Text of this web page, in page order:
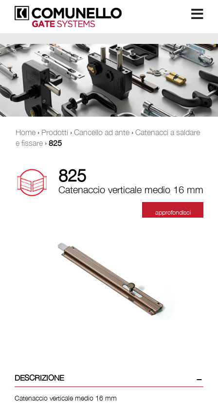
Home › Prodotti › Cancello ad ante › Catenacci a saldare
e fissare › 825
825
Catenaccio verticale medio 16 mm
approfondisci
DESCRIZIONE
Catenaccio verticale medio 16 mm